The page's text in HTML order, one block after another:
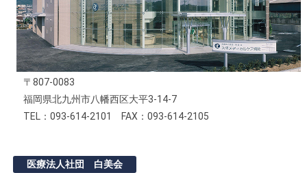
〒807-0083
福岡県北九州市八幡西区大平3-14-7
TEL：093-614-2101 FAX：093-614-2105
医療法人社団 白美会